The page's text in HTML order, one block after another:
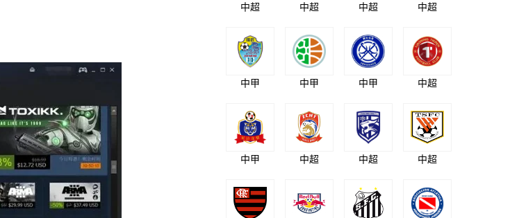
中超 中超 中超 中超
中甲 中甲 中甲 中超
中甲 中超 中超 中超